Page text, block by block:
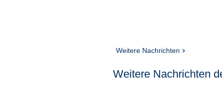
Weitere Nachrichten
Weitere Nachrichten